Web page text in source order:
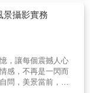
都肯定地回答：
紮營在海拔5300公
可能都變成了現
，群星閃爍，倒映
，讓人彷彿置身於
後，無名冰川上空
的樂趣與風雅當
尚（攝影）假期
景攝影實務
，讓每個震撼人心
感，不再是一閃而
問，美景當前，除